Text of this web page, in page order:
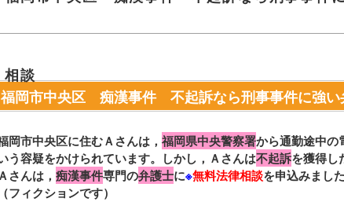
相談
福岡市中央区 痴漢事件 不起訴なら刑事事件に強い
岡市中央区に住むＡさんは， 福岡県中央警察署から通勤途中の
う容疑をかけられています。 しかし，Ａさんは不起訴を獲得し
Ａさんは， 痴漢事件専門の弁護士に※無料法律相談を申込みました
（フィクションです）